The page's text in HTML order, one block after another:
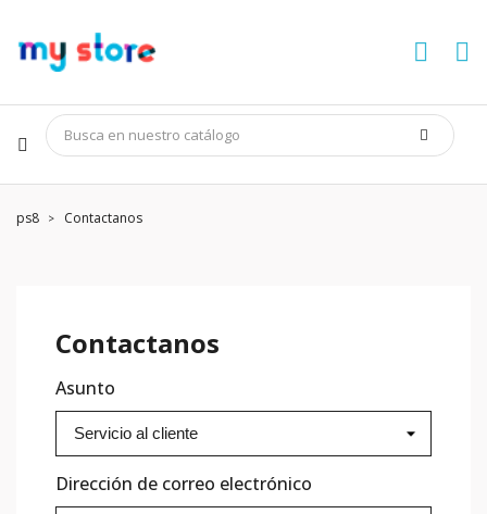
ps8 Contactanos
Contactanos
Asunto
Dirección de correo electrónico